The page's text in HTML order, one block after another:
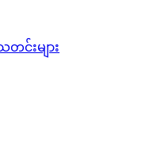
တင်းများ